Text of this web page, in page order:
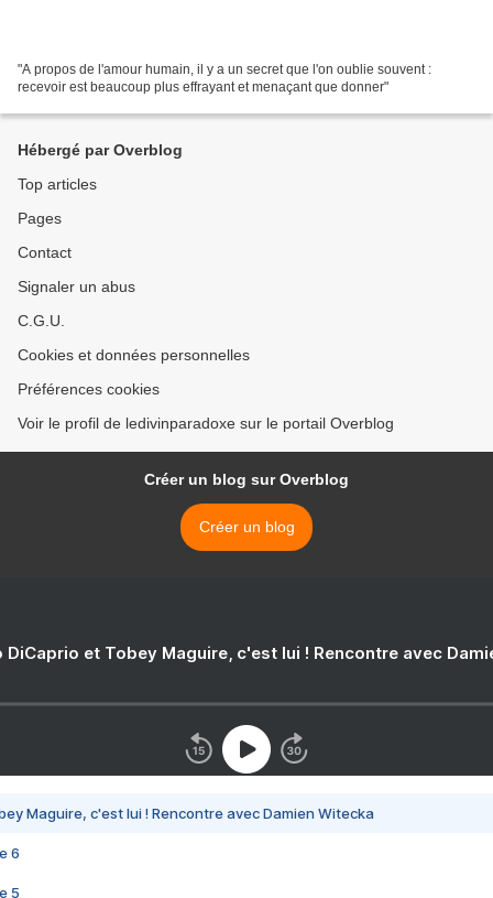
"A propos de l'amour humain, il y a un secret que l'on oublie souvent :
recevoir est beaucoup plus effrayant et menaçant que donner"
Hébergé par Overblog
Top articles
Pages
Contact
Signaler un abus
C.G.U.
Cookies et données personnelles
Préférences cookies
Voir le profil de ledivinparadoxe sur le portail Overblog
Créer un blog sur Overblog
Créer un blog
DiCaprio et Tobey Maguire, c'est lui ! Rencontre avec
Maguire, c'est lui ! Rencontre avec Damien Witecka
6
5